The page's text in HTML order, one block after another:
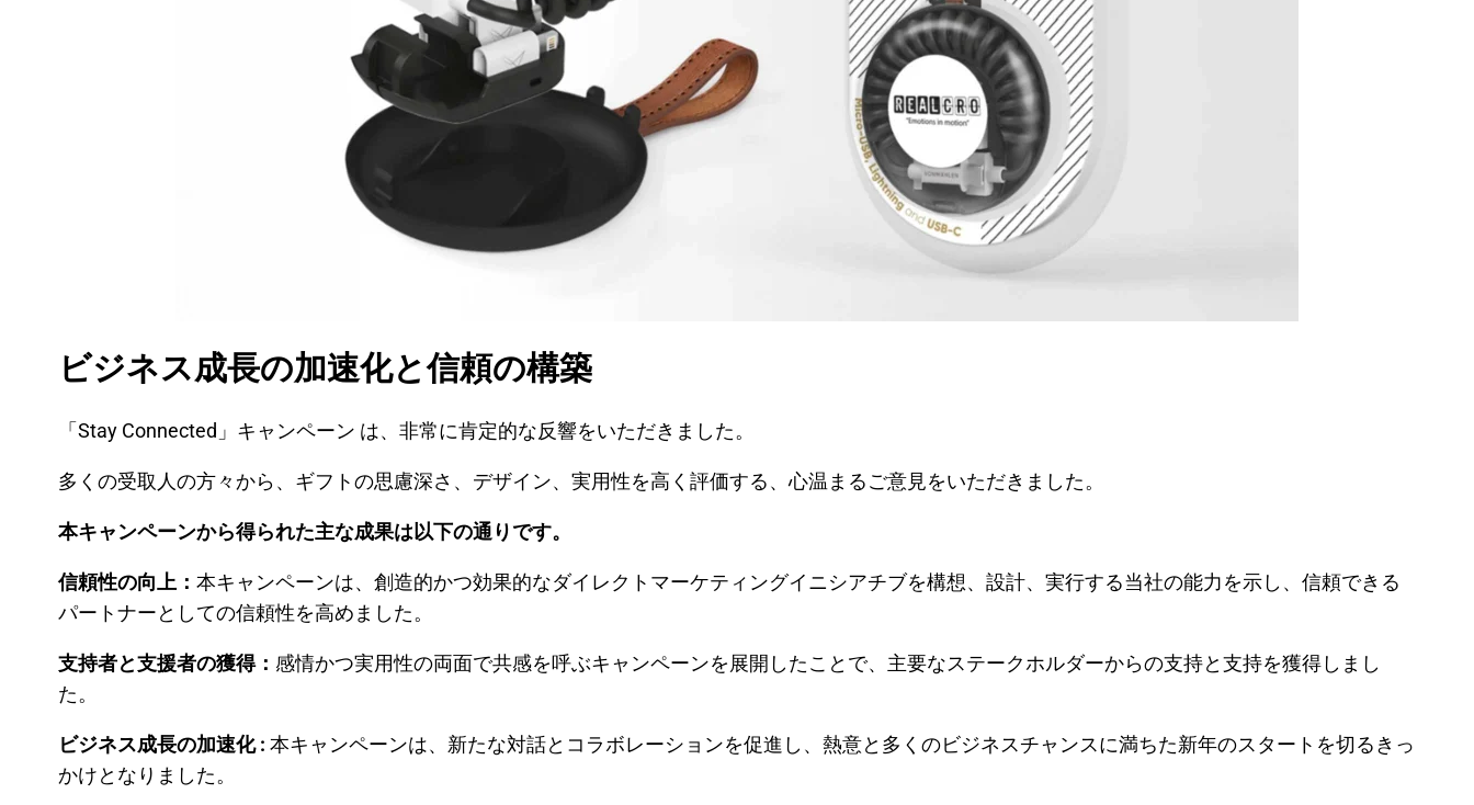
ビジネス成長の加速化と信頼の構築
「Stay Connected」キャンペーン は、非常に肯定的な反響をいただきました。
多くの受取人の方々から、ギフトの思慮深さ、デザイン、実用性を高く評価する、心温まるご意見をいただきました。
本キャンペーンから得られた主な成果は以下の通りです。
信頼性の向上：本キャンペーンは、創造的かつ効果的なダイレクトマーケティングイニシアチブを構想、設計、実行する当社の能力を示し、信頼できる
パートナーとしての信頼性を高めました。
支持者と支援者の獲得： 感情かつ実用性の両面で共感を呼ぶキャンペーンを展開したことで、主要なステークホルダーからの支持と支持を獲得しまし
た。
ビジネス成長の加速化 :本キャンペーンは、新たな対話とコラボレーションを促進し、熱意と多くのビジネスチャンスに満ちた新年のスタートを切るきっ
かけとなりました。